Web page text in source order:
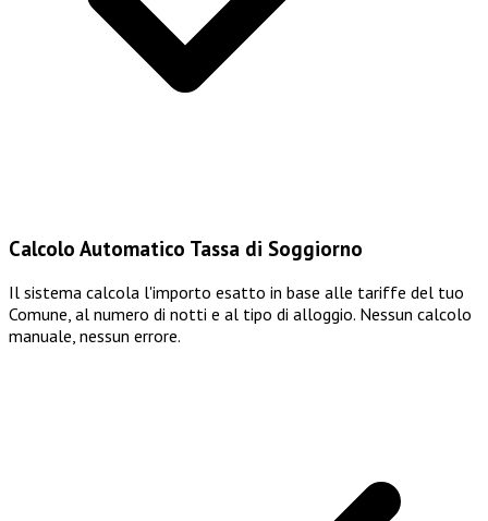
Calcolo Automatico Tassa di Soggiorno
Il sistema calcola l'importo esatto in base alle tariffe del tuo
Comune, al numero di notti e al tipo di alloggio. Nessun calcolo
manuale, nessun errore.